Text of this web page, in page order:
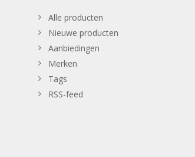
Alle producten
Nieuwe producten
Aanbiedingen
Merken
Tags
RSS-feed